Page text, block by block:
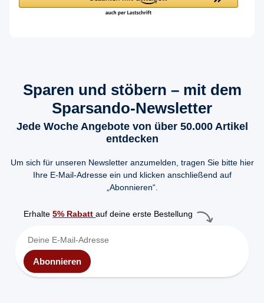
Sparen und stöbern – mit dem
Sparsando-Newsletter
Jede Woche Angebote von über 50.000 Artikel
entdecken
Um sich für unseren Newsletter anzumelden, tragen Sie bitte hier
Ihre E-Mail-Adresse ein und klicken anschließend auf
„Abonnieren“.
Erhalte5% Rabattauf deine erste Bestellung
Abonnieren